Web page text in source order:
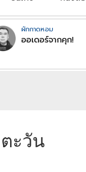
ผักกาดหอม
ออเดอร์จากคุก!
ะวัน